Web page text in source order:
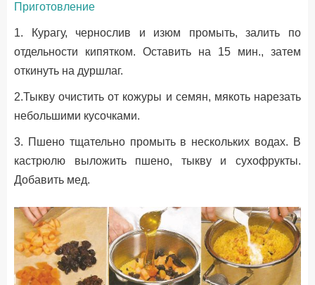
Приготовление
1. Курагу, чернослив и изюм промыть, залить по
отдельности кипятком. Оставить на 15 мин., затем
откинуть на дуршлаг.
2.Тыкву очистить от кожуры и семян, мякоть нарезать
небольшими кусочками.
3. Пшено тщательно промыть в нескольких водах. В
кастрюлю выложить пшено, тыкву и сухофрукты.
Добавить мед.